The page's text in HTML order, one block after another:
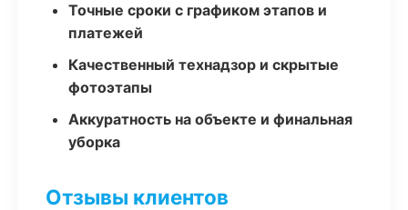
Точные сроки с графиком этапов и
платежей
Качественный технадзор и скрытые
фотоэтапы
Аккуратность на объекте и финальная
уборка
Отзывы клиентов